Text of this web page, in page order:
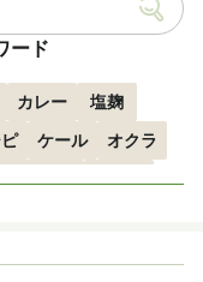
ード
カレー
塩麹
ケール
オクラ